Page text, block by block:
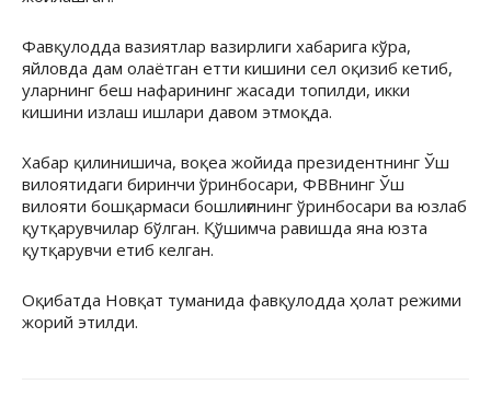
Фавқулодда вазиятлар вазирлиги хабарига кўра,
яйловда дам олаётган етти кишини сел оқизиб кетиб,
уларнинг беш нафарининг жасади топилди, икки
кишини излаш ишлари давом этмоқда.
Хабар қилинишича, воқеа жойида президентнинг Ўш
вилоятидаги биринчи ўринбосари, ФВВнинг Ўш
вилояти бошқармаси бошлиғининг ўринбосари ва юзлаб
қутқарувчилар бўлган. Қўшимча равишда яна юзта
қутқарувчи етиб келган.
Оқибатда Новқат туманида фавқулодда ҳолат режими
жорий этилди.